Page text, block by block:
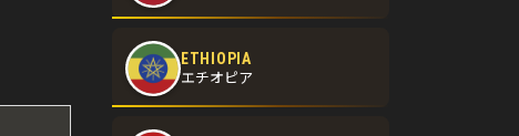
ETHIOPIA
エチオピア